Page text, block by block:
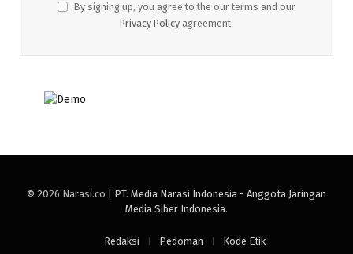
By signing up, you agree to the our terms and our
Privacy Policy agreement.
© 2026 Narasi.co | PT. Media Narasi Indonesia - Anggota Jaringan
Media Siber Indonesia.
Redaksi Pedoman Kode Etik